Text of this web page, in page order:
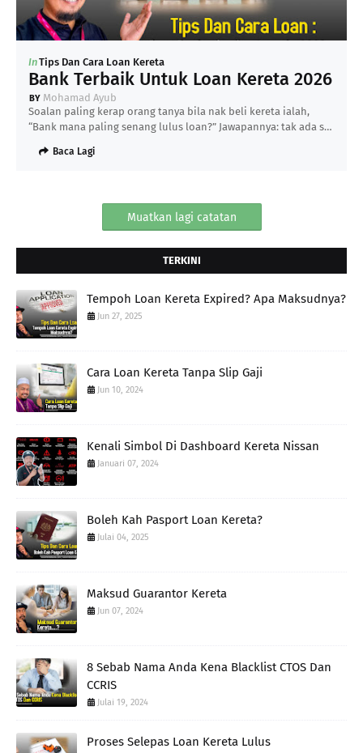
InTips Dan Cara Loan Kereta
Bank Terbaik Untuk Loan Kereta 2026
Mohamad Ayub
Soalan paling kerap orang tanya bila nak beli kereta ialah,
“Bank mana paling senang lulus loan?” Jawapannya: tak ada s…
Baca Lagi
Muatkan lagi catatan
TERKINI
Tempoh Loan Kereta Expired? Apa Maksudnya?
Jun 27, 2025
Cara Loan Kereta Tanpa Slip Gaji
Jun 10, 2024
Kenali Simbol Di Dashboard Kereta Nissan
Januari 07, 2024
Boleh Kah Pasport Loan Kereta?
Julai 04, 2025
Maksud Guarantor Kereta
Jun 07, 2024
8 Sebab Nama Anda Kena Blacklist CTOS Dan
CCRIS
Julai 19, 2024
Proses Selepas Loan Kereta Lulus